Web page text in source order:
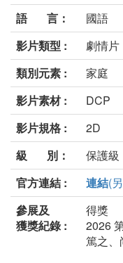
語 言：
國語
影片類型 :
劇情片
類別元素 :
家庭
影片素材 :
DCP
影片規格 :
2D
級 別：
保護級
官方連結 :
連結(
參展及
獲獎紀錄 :
得獎
2026
篤之、